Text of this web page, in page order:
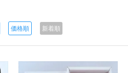
価格順 新着順